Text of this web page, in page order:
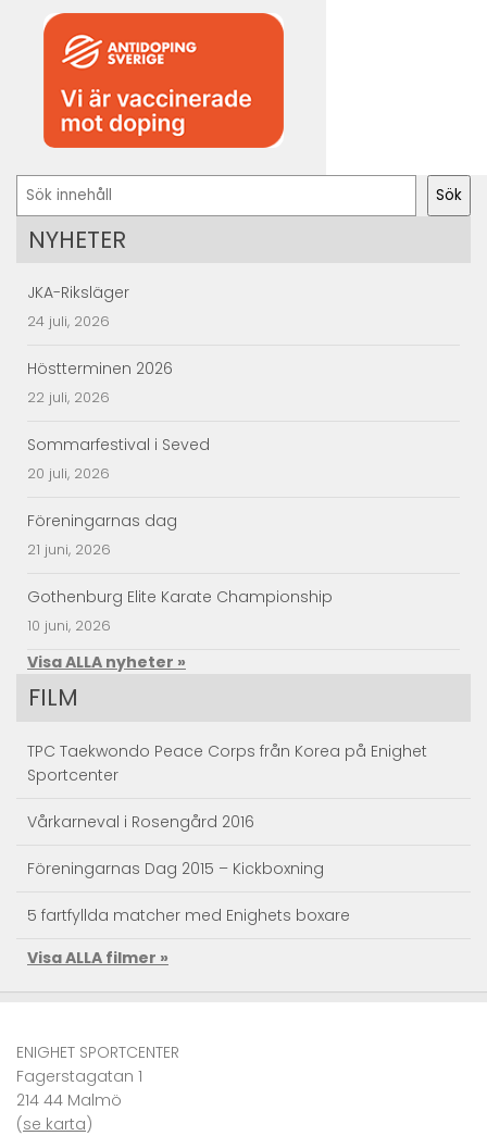
Sök Sök
NYHETER
JKA-Riksläger
24 juli, 2026
Höstterminen 2026
22 juli, 2026
Sommarfestival i Seved
20 juli, 2026
Föreningarnas dag
21 juni, 2026
Gothenburg Elite Karate Championship
10 juni, 2026
Visa ALLA nyheter »
FILM
TPC Taekwondo Peace Corps från Korea på Enighet
Sportcenter
Vårkarneval i Rosengård 2016
Föreningarnas Dag 2015 – Kickboxning
5 fartfyllda matcher med Enighets boxare
Taekwondo Träningsläger
Se Superkicken – JKA RM Sweden 2010 Karate
VM i karate – självförsvar i världsklass
Visa ALLA filmer »
ENIGHET SPORTCENTER
Fagerstagatan 1
214 44 Malmö
(se karta)